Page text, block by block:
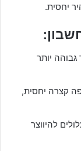
יחסית.
גבוהה יותר
קצרה יחסית,
להיווצר